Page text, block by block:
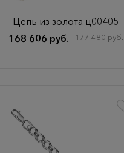
Цепь из золота ц00405
168 606 руб.
177 480 руб.